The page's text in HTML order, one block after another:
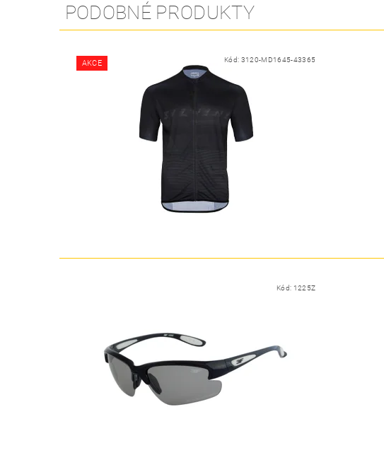
PODOBNÉ PRODUKTY
AKCE Kód: 3120-MD1645-43365
Kód: 1225Z